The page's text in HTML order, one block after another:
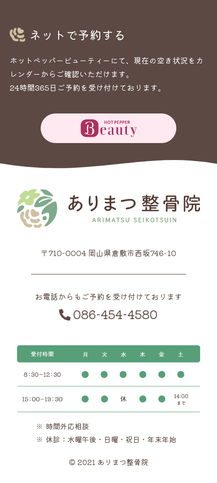
ネットで予約する
ホットペッパービューティーにて、現在の空き状況をカ
レンダーからご確認いただけます。
24時間365日ご予約を受け付けております。
〒710-0004 岡山県倉敷市西坂746-10
お電話からもご予約を受け付けております
086-454-4580
時間外応相談
休診：水曜午後・日曜・祝日・年末年始
© 2021 ありまつ整骨院